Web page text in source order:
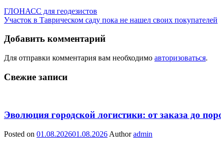
ГЛОНАСС для геодезистов
Участок в Таврическом саду пока не нашел своих покупателей
Добавить комментарий
Для отправки комментария вам необходимо авторизоваться.
Свежие записи
Эволюция городской логистики: от заказа до
Posted on 01.08.202601.08.2026 Author admin